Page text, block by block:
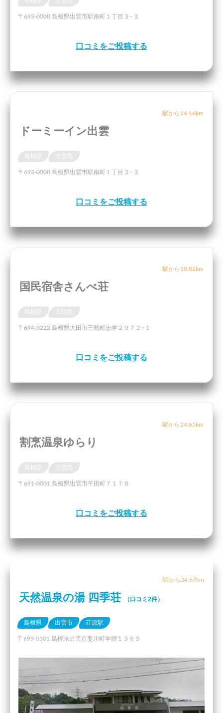
〒693-0008 島根県出雲市駅南町１丁目３−３
口コミをご投稿する
駅から14.16km
ドーミーイン出雲
〒693-0008 島根県出雲市駅南町１丁目３−３
口コミをご投稿する
駅から18.82km
国民宿舎さんべ荘
〒694-0222 島根県大田市三瓶町志学２０７２−１
口コミをご投稿する
駅から24.65km
割烹温泉ゆらり
〒691-0001 島根県出雲市平田町７１７８
口コミをご投稿する
駅から24.67km
天然温泉の湯 四季荘 （口コミ2件）
島根県 出雲市 荘原駅
〒699-0501 島根県出雲市斐川町学頭１３６９